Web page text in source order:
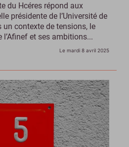
du Hcéres répond aux
présidente de l’Université de
contexte de tensions, le
l’Afinef et ses ambitions...
Le mardi 8 avril 2025